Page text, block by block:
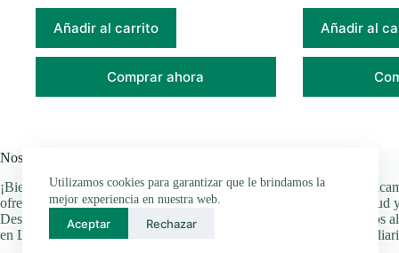
Utilizamos cookies para garantizar que le brindamos la
mejor experiencia en nuestra web.
Aceptar Rechazar
Añadir al carrito
Comprar ahora
Añadir al
Nosotros
¡Bienvenido a Luna Nueva, tu tienda naturista en Bogotá! Nos
ofrecerte una amplia gama de productos naturales para cuidar tu salud
Desde vitaminas hasta cremas, pasando por propóleos y suplementos
en Luna Nueva encontrarás todo lo que necesitas para tu bienestar